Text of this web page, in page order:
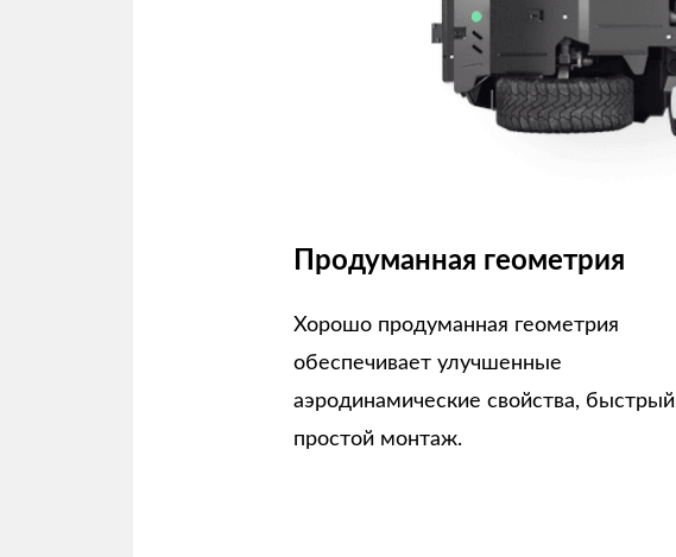
Продуманная геометрия
Хорошо продуманная геометрия
обеспечивает улучшенные
аэродинамические свойства, быстрый
простой монтаж.